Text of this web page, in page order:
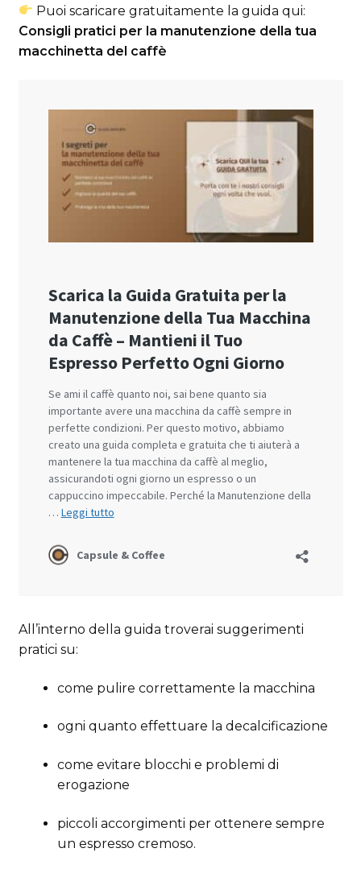
Puoi scaricare gratuitamente la guida qui:
Consigli pratici per la manutenzione della tua
macchinetta del caffè
All’interno della guida troverai suggerimenti
pratici su:
come pulire correttamente la macchina
ogni quanto effettuare la decalcificazione
come evitare blocchi e problemi di
erogazione
piccoli accorgimenti per ottenere sempre
un espresso cremoso.